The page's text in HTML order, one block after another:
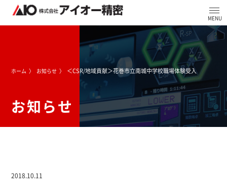
ホーム お知らせ ＜CSR/地域貢献＞花巻市立南城中学校職場体験受入
お知らせ
2018.10.11